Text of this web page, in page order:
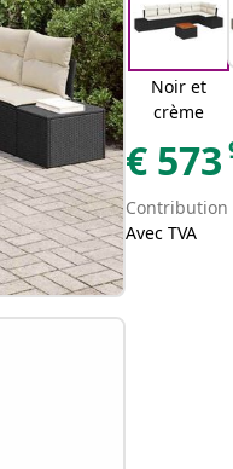
Noir et
crème
€ 573
Contribution
Avec TVA